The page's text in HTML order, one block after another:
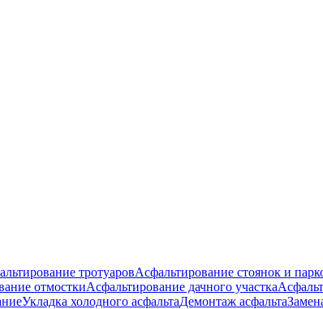
тротуаровАсфальтирование стоянок и
отмосткиАсфальтирование дачного участка
Укладка холодного асфальтаДемонтаж асфальта